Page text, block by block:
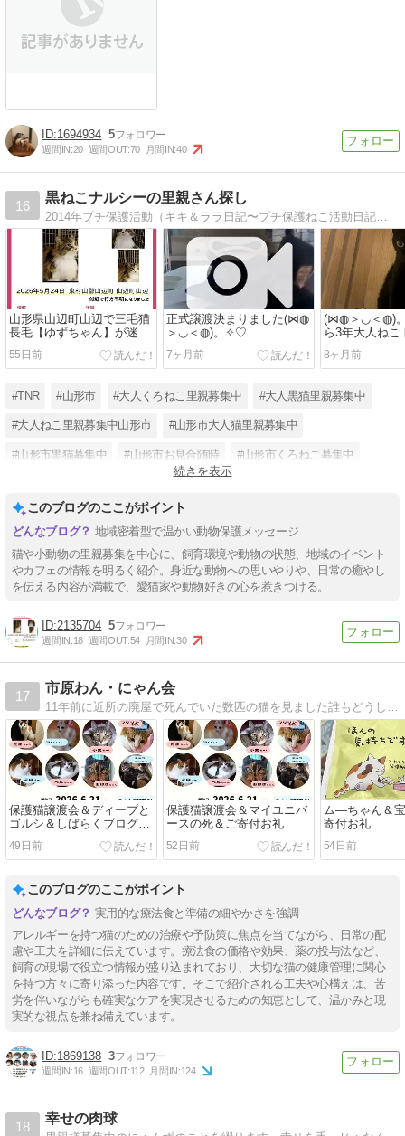
1694934 5
週間IN:20 週間OUT:70 月間IN:40
16
黒ねこナルシーの里親さん探し
2014年プチ保護活動（キキ＆ララ日記〜プチ保護ねこ活動日記）を始めました。東京から山形へ移住主に黒ねこのナルシーのずっとのお家を探すサイトに変更しました
山形県山辺町山辺で三毛猫
長毛【ゆずちゃん】が迷子
55日前
正式譲渡決まりました(⋈◍
＞◡＜◍)。✧♡
7ヶ月前
(⋈◍＞◡＜◍)
ら3年大人ねこ
に行きました♪
8ヶ月前
#TNR #山形市 #大人くろねこ里親募集中 #大人黒猫里親募集中
#大人ねこ里親募集中山形市 #山形市大人猫里親募集中
#山形市黒猫募集中 #山形市お見合随時 #山形市くろねこ募集中
続きを表示
このブログのここがポイント
地域密着型で温かい動物保護メッセージ
猫や小動物の里親募集を中心に、飼育環境や動物の状態、地域のイベント
やカフェの情報を明るく紹介。身近な動物への思いやりや、日常の癒やし
を伝える内容が満載で、愛猫家や動物好きの心を惹きつける。
2135704 5
週間IN:18 週間OUT:54 月間IN:30
17
市原わん・にゃん会
11年前に近所の廃屋で死んでいた数匹の猫を見ました誰もどうして手を差し伸べなかったの？こんな悲しい事はもう嫌だ2007年のその時から手さぐりで保護ボランティアを始めました 宜しくお願いします
保護猫譲渡会＆ディープと
ゴルシ＆しばらくブログお
休みさせて頂きます
49日前
保護猫譲渡会＆マイユニバ
ースの死＆ご寄付お礼
52日前
ム―ちゃん＆
寄付お礼
54日前
このブログのここがポイント
実用的な療法食と準備の細やかさを強調
アレルギーを持つ猫のための治療や予防策に焦点を当てながら、日常の配
慮や工夫を詳細に伝えています。療法食の価格や効果、薬の投与法など、
飼育の現場で役立つ情報が盛り込まれており、大切な猫の健康管理に関心
を持つ方々に寄り添った内容です。そこで紹介される工夫や心構えは、苦
労を伴いながらも確実なケアを実現させるための知恵として、温かみと現
実的な視点を兼ね備えています。
1869138 3
週間IN:16 週間OUT:112 月間IN:124
18
幸せの肉球